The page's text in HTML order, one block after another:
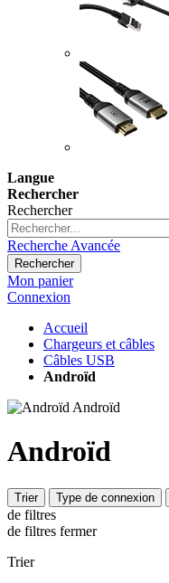
Langue
Rechercher
Rechercher
Recherche Avancée
Rechercher
Mon panier
Connexion
Accueil
Chargeurs et câbles
Câbles USB
Androïd
Androïd
Trier Type de connexion
de filtres
de filtres fermer
Trier